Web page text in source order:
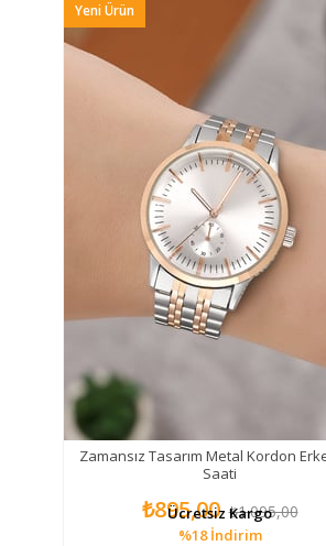
Zamansız Tasarım Metal Kordon
Saati
₺895,00 ₺1.095,00
%18 İndirim
Ücretsiz Kargo
Yeni Ürün